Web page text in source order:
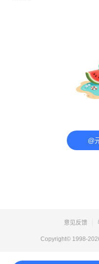
@
意见反馈
Copyright© 1998-